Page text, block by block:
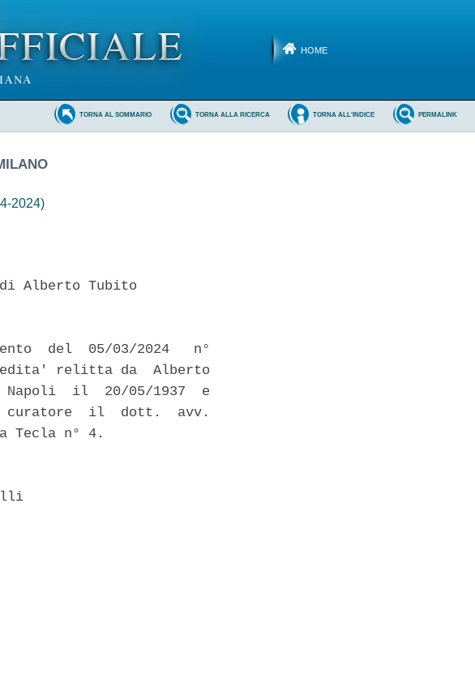
HOME
PERMALINK
TORNA ALL'INDICE
TORNA ALLA RICERCA
TORNA AL SOMMARIO
2024)
Alberto Tubito
del  05/03/2024   n°
relitta da  Alberto
Napoli  il  20/05/1937  e
curatore  il  dott.  avv.
Tecla n° 4.